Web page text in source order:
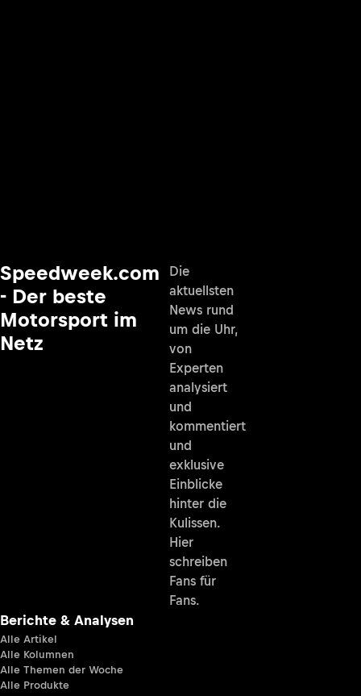
Speedweek.com
- Der beste
Motorsport im
Netz
Die
aktuellsten
News rund
um die Uhr,
von
Experten
analysiert
und
kommentiert
und
exklusive
Einblicke
hinter die
Kulissen.
Hier
schreiben
Fans für
Fans.
Berichte & Analysen
Alle Artikel
Alle Kolumnen
Alle Themen der Woche
Alle Produkte